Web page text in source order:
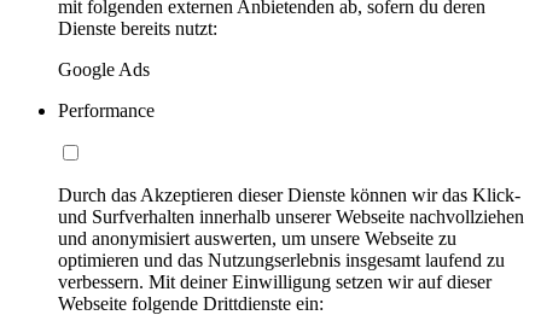
mit folgenden externen Anbietenden ab, sofern du deren
Dienste bereits nutzt:
Google Ads
Performance
Durch das Akzeptieren dieser Dienste können wir das Klick-
und Surfverhalten innerhalb unserer Webseite nachvollziehen
und anonymisiert auswerten, um unsere Webseite zu
optimieren und das Nutzungserlebnis insgesamt laufend zu
verbessern. Mit deiner Einwilligung setzen wir auf dieser
Webseite folgende Drittdienste ein: